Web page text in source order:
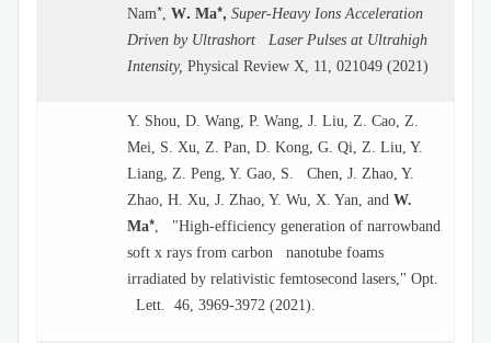
Nam*, W. Ma*, Super-Heavy Ions Acceleration
Driven by Ultrashort Laser Pulses at Ultrahigh
Intensity, Physical Review X, 11, 021049 (2021)
Y. Shou, D. Wang, P. Wang, J. Liu, Z. Cao, Z.
Mei, S. Xu, Z. Pan, D. Kong, G. Qi, Z. Liu, Y.
Liang, Z. Peng, Y. Gao, S. Chen, J. Zhao, Y.
Zhao, H. Xu, J. Zhao, Y. Wu, X. Yan, and W.
Ma*, "High-efficiency generation of narrowband
soft x rays from carbon nanotube foams
irradiated by relativistic femtosecond lasers," Opt.
Lett. 46, 3969-3972 (2021).